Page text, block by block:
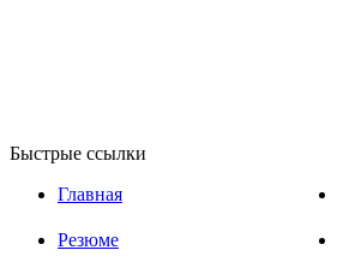
Быстрые ссылки
Главная
Резюме